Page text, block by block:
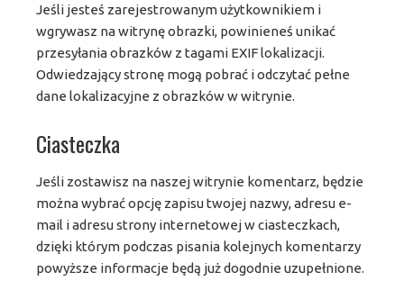
Jeśli jesteś zarejestrowanym użytkownikiem i
wgrywasz na witrynę obrazki, powinieneś unikać
przesyłania obrazków z tagami EXIF lokalizacji.
Odwiedzający stronę mogą pobrać i odczytać pełne
dane lokalizacyjne z obrazków w witrynie.
Ciasteczka
Jeśli zostawisz na naszej witrynie komentarz, będzie
można wybrać opcję zapisu twojej nazwy, adresu e-
mail i adresu strony internetowej w ciasteczkach,
dzięki którym podczas pisania kolejnych komentarzy
powyższe informacje będą już dogodnie uzupełnione.